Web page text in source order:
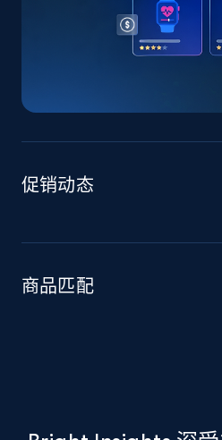
TikTok Shop - Collect
by keywords search
5.4K+ 667+
price, Final price, Discount
促销动态
商品匹配